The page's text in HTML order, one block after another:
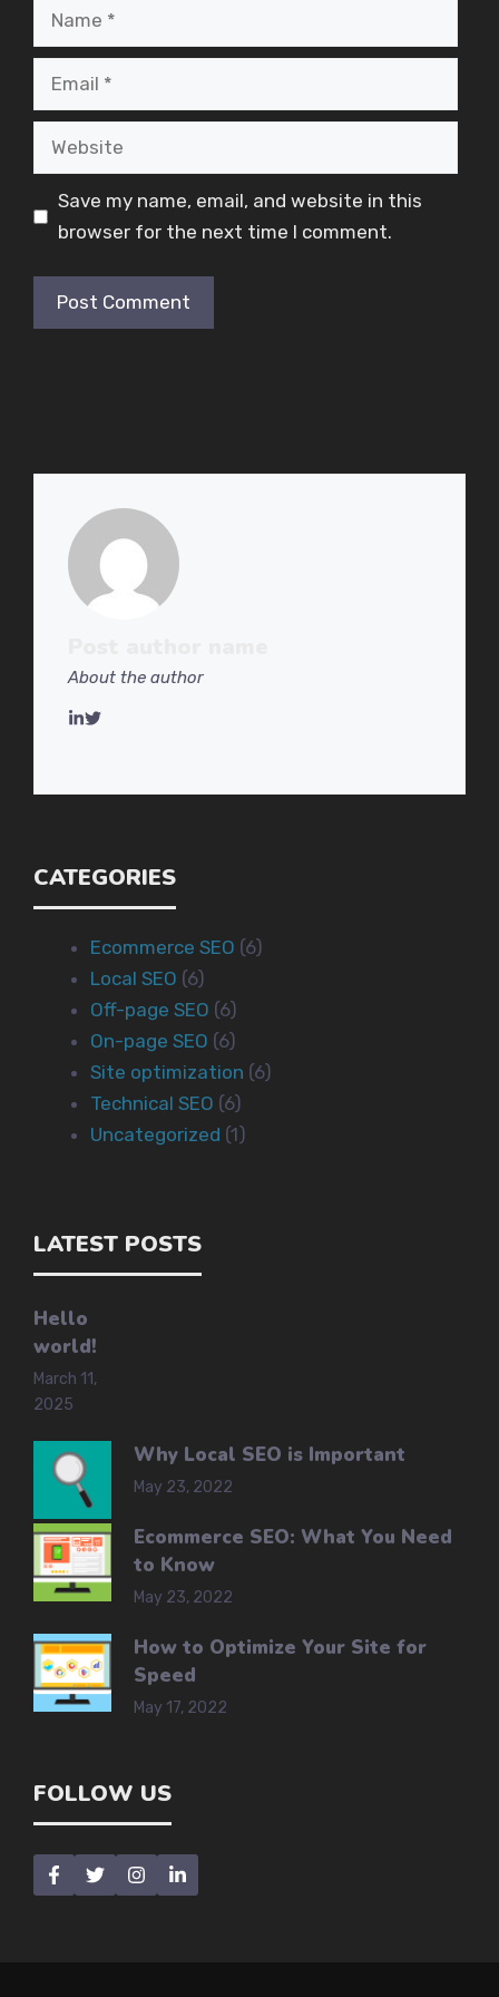
Name
Email
Website
Save my name, email, and website in this
browser for the next time I comment.
About the author
CATEGORIES
Ecommerce SEO (6)
Local SEO (6)
Off-page SEO (6)
On-page SEO (6)
Site optimization (6)
Technical SEO (6)
Uncategorized (1)
LATEST POSTS
Hello
world!
March 11,
2025
Why Local SEO is Important
May 23, 2022
Ecommerce SEO: What You Need
to Know
May 23, 2022
How to Optimize Your Site for
Speed
May 17, 2022
FOLLOW US